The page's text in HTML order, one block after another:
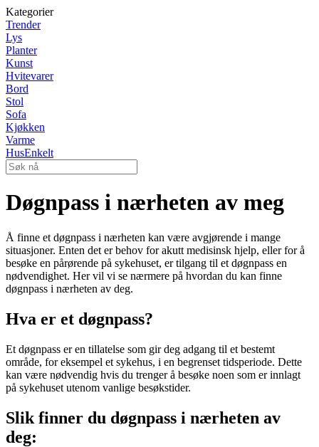
Kategorier
Trender
Lys
Planter
Kunst
Hvitevarer
Bord
Stol
Sofa
Kjøkken
Varme
HusEnkelt
Døgnpass i nærheten av meg
Å finne et døgnpass i nærheten kan være avgjørende i mange
situasjoner. Enten det er behov for akutt medisinsk hjelp, eller for å
besøke en pårørende på sykehuset, er tilgang til et døgnpass en
nødvendighet. Her vil vi se nærmere på hvordan du kan finne
døgnpass i nærheten av deg.
Hva er et døgnpass?
Et døgnpass er en tillatelse som gir deg adgang til et bestemt
område, for eksempel et sykehus, i en begrenset tidsperiode. Dette
kan være nødvendig hvis du trenger å besøke noen som er innlagt
på sykehuset utenom vanlige besøkstider.
Slik finner du døgnpass i nærheten av
deg: